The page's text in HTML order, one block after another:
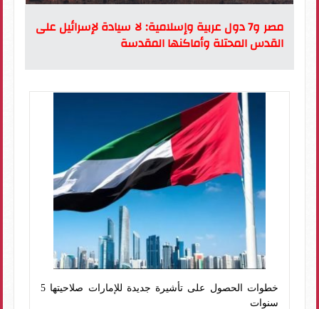
مصر و7 دول عربية وإسلامية: لا سيادة لإسرائيل على
القدس المحتلة وأماكنها المقدسة
خطوات الحصول على تأشيرة جديدة للإمارات صلاحيتها 5
سنوات